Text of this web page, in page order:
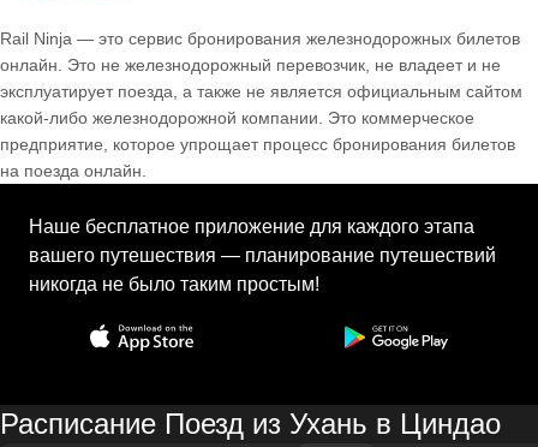
Rail Ninja — это сервис бронирования железнодорожных билетов
онлайн. Это не железнодорожный перевозчик, не владеет и не
эксплуатирует поезда, а также не является официальным сайтом
какой-либо железнодорожной компании. Это коммерческое
предприятие, которое упрощает процесс бронирования билетов
на поезда онлайн.
Наше бесплатное приложение для каждого этапа
вашего путешествия — планирование путешествий
никогда не было таким простым!
Расписание Поезд из Ухань в Циндао